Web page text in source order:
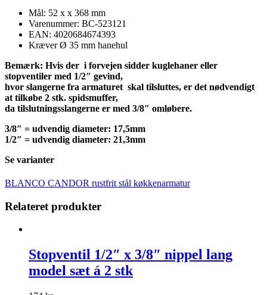
Mål: 52 x x 368 mm
Varenummer: BC-523121
EAN: 4020684674393
Kræver Ø 35 mm hanehul
Bemærk: Hvis der i forvejen sidder kuglehaner eller
stopventiler med 1/2″ gevind,
hvor slangerne fra armaturet skal tilsluttes, er det nødvendigt
at tilkøbe 2 stk. spidsmuffer,
da tilslutningsslangerne er med 3/8″ omløbere.
3/8″ = udvendig diameter: 17,5mm
1/2″ = udvendig diameter: 21,3mm
Se varianter
BLANCO CANDOR rustfrit stål køkkenarmatur
Relateret produkter
Stopventil 1/2″ x 3/8″ nippel lang
model sæt á 2 stk